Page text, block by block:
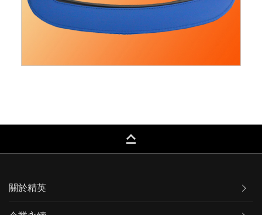
keyboard_capslock
關於精英